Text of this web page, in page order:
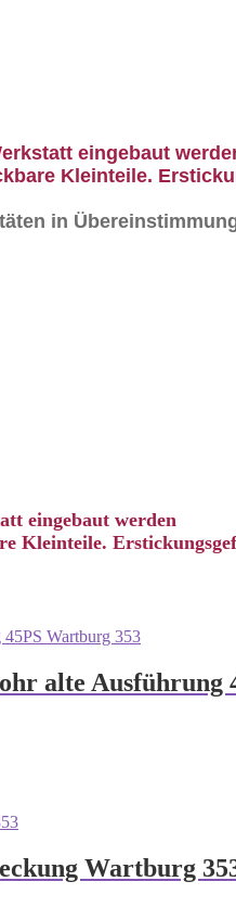
eingebaut
Kleinteile.
in
eingebaut werden
Kleinteile.
alte Ausführung
Wartburg